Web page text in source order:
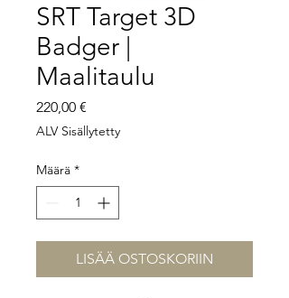
SRT Target 3D
Badger |
Maalitaulu
220,00 €
ALV Sisällytetty
Määrä *
LISÄÄ OSTOSKORIIN